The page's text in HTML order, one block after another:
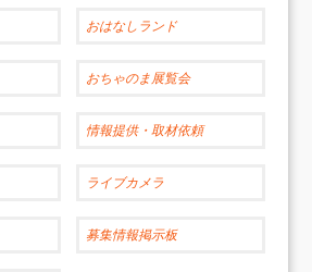
おはなしランド
おちゃのま展覧会
情報提供・取材依頼
ライブカメラ
募集情報掲示板